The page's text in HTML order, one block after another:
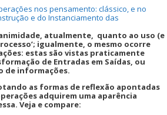
nos pensamento: clássico, e no
e do Instanciamento das
atualmente, quanto ao uso (e
igualmente, o mesmo ocorre
estas são vistas praticamente
de Entradas em Saídas, ou
de informações.
as formas de reflexão apontadas
adquirem uma aparência
Veja e compare: